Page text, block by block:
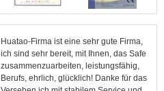
Huatao-Firma ist eine sehr gute Firma,
ich sind sehr bereit, mit Ihnen, das Safe
zusammenzuarbeiten, leistungsfähig,
Berufs, ehrlich, glücklich! Danke für das